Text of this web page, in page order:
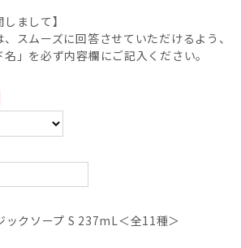
まして】
スムーズに回答させていただけるよう、
」を必ず内容欄にご記入ください。
ックソープ S 237mL＜全11種＞